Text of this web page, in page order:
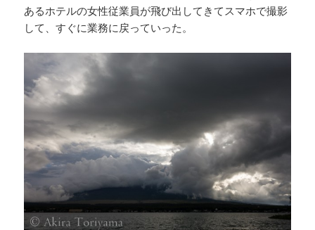
あるホテルの女性従業員が飛び出してきてスマホで撮影
して、すぐに業務に戻っていった。